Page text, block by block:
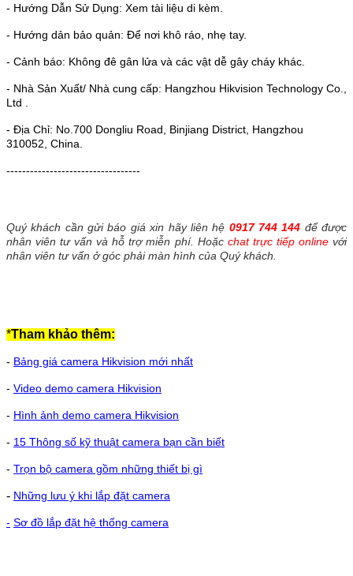
- Hướng Dẫn Sử Dụng: Xem tài liệu di kèm.
- Hướng dản bảo quản: Để nơi khô ráo, nhẹ tay.
- Cảnh báo: Không đê gân lửa và các vật dễ gây cháy khác.
- Nhà Sản Xuất/ Nhà cung cấp: Hangzhou Hikvision Technology Co.,
Ltd .
- Địa Chỉ: No.700 Dongliu Road, Binjiang District, Hangzhou
310052, China.
----------------------------------
Quý khách cần gửi báo giá xin hãy liên hệ 0917 744 144 để được
nhân viên tư vấn và hỗ trợ miễn phí. Hoặc chat trực tiếp onlinevới
nhân viên tư vấn ở góc phải màn hình của Quý khách.
*Tham khảo thêm:
- Bảng giá camera Hikvision mới nhất
- Video demo camera Hikvision
- Hình ảnh demo camera Hikvision
- 15 Thông số kỹ thuật camera bạn cần biết
- Trọn bộ camera gồm những thiết bị gì
- Những lưu ý khi lắp đặt camera
- Sơ đồ lắp đặt hệ thống camera